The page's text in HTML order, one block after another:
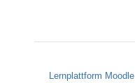
Lernplattform Moodle